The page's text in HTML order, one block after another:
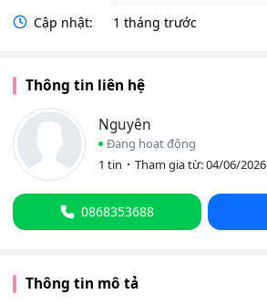
Cập nhật:
1 tháng trước
Thông tin liên hệ
Nguyên
Đang hoạt động
1 tin
Tham gia từ: 04/06/2026
0868353688
Thông tin mô tả